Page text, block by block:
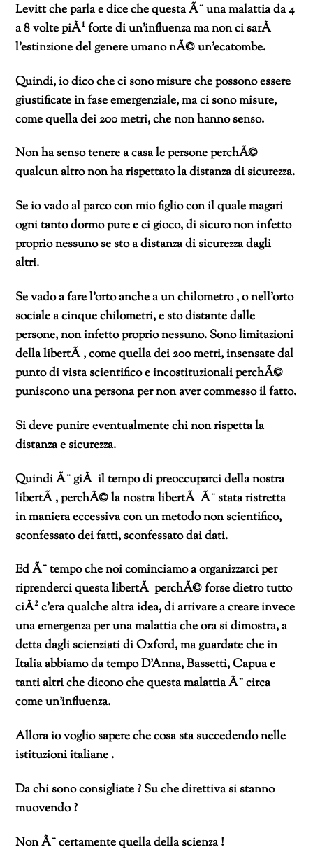
Levitt che parla e dice che questa Ã¨ una malattia da 4
a 8 volte piÃ¹ forte di un’influenza ma non ci sarÃ
l’estinzione del genere umano nÃ© un’ecatombe.
Quindi, io dico che ci sono misure che possono essere
giustificate in fase emergenziale, ma ci sono misure,
come quella dei 200 metri, che non hanno senso.
Non ha senso tenere a casa le persone perchÃ©
qualcun altro non ha rispettato la distanza di sicurezza.
Se io vado al parco con mio figlio con il quale magari
ogni tanto dormo pure e ci gioco, di sicuro non infetto
proprio nessuno se sto a distanza di sicurezza dagli
altri.
Se vado a fare l’orto anche a un chilometro , o nell’orto
sociale a cinque chilometri, e sto distante dalle
persone, non infetto proprio nessuno. Sono limitazioni
della libertÃ , come quella dei 200 metri, insensate dal
punto di vista scientifico e incostituzionali perchÃ©
puniscono una persona per non aver commesso il fatto.
Si deve punire eventualmente chi non rispetta la
distanza e sicurezza.
Quindi Ã¨ giÃ il tempo di preoccuparci della nostra
libertÃ , perchÃ© la nostra libertÃ Ã¨ stata ristretta
in maniera eccessiva con un metodo non scientifico,
sconfessato dei fatti, sconfessato dai dati.
Ed Ã¨ tempo che noi cominciamo a organizzarci per
riprenderci questa libertÃ perchÃ© forse dietro tutto
ciÃ² c’era qualche altra idea, di arrivare a creare invece
una emergenza per una malattia che ora si dimostra, a
detta dagli scienziati di Oxford, ma guardate che in
Italia abbiamo da tempo D’Anna, Bassetti, Capua e
tanti altri che dicono che questa malattia Ã¨ circa
come un’influenza.
Allora io voglio sapere che cosa sta succedendo nelle
istituzioni italiane .
Da chi sono consigliate ? Su che direttiva si stanno
muovendo ?
Non Ã¨ certamente quella della scienza !